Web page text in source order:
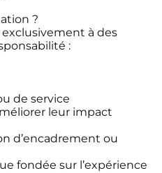
?
exclusivement à des
:
de service
leur impact
d’encadrement ou
fondée sur l’expérience